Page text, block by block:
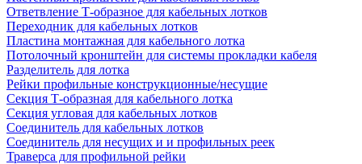
Ответвление Т-образное для кабельных лотков
Переходник для кабельных лотков
Пластина монтажная для кабельного лотка
Потолочный кронштейн для системы прокладки кабеля
Разделитель для лотка
Рейки профильные конструкционные/несущие
Секция Т-образная для кабельного лотка
Секция угловая для кабельных лотков
Соединитель для кабельных лотков
Соединитель для несущих и и профильных реек
Траверса для профильной рейки